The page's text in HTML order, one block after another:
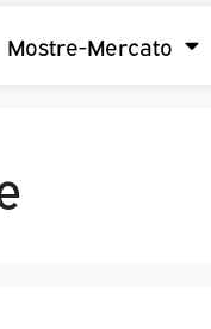
Mostre-Mercato